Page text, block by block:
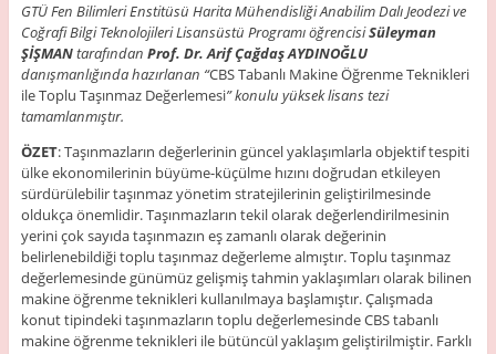
GTÜ Fen Bilimleri Enstitüsü Harita Mühendisliği Anabilim Dalı Jeodezi ve
Coğrafi Bilgi Teknolojileri Lisansüstü Programı öğrencisiSüleyman
ŞİŞMANtarafından Prof. Dr. Arif Çağdaş AYDINOĞLU
danışmanlığında hazırlanan “CBS Tabanlı Makine Öğrenme Teknikleri
ile Toplu Taşınmaz Değerlemesi” konulu yüksek lisans tezi
tamamlanmıştır.
ÖZET: Taşınmazların değerlerinin güncel yaklaşımlarla objektif tespiti
ülke ekonomilerinin büyüme-küçülme hızını doğrudan etkileyen
sürdürülebilir taşınmaz yönetim stratejilerinin geliştirilmesinde
oldukça önemlidir. Taşınmazların tekil olarak değerlendirilmesinin
yerini çok sayıda taşınmazın eş zamanlı olarak değerinin
belirlenebildiği toplu taşınmaz değerleme almıştır. Toplu taşınmaz
değerlemesinde günümüz gelişmiş tahmin yaklaşımları olarak bilinen
makine öğrenme teknikleri kullanılmaya başlamıştır. Çalışmada
konut tipindeki taşınmazların toplu değerlemesinde CBS tabanlı
makine öğrenme teknikleri ile bütüncül yaklaşım geliştirilmiştir. Farklı